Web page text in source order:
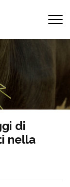
di
nella